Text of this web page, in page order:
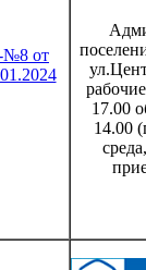
от
17.00
14.00